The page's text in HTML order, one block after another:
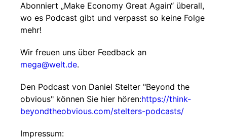
Abonniert „Make Economy Great Again“ überall,
wo es Podcast gibt und verpasst so keine Folge
mehr!
Wir freuen uns über Feedback an
mega@welt.de.
Den Podcast von Daniel Stelter "Beyond the
obvious" können Sie hier hören:https://think-
beyondtheobvious.com/stelters-podcasts/
Impressum: